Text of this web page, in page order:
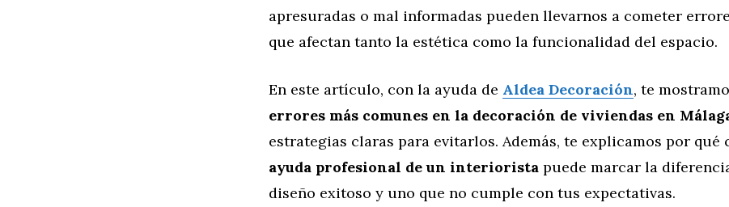
apresuradas o mal informadas pueden llevarnos a cometer
que afectan tanto la estética como la funcionalidad del espacio.
En este artículo, con la ayuda de Aldea Decoración, te
errores más comunes en la decoración de viviendas en
estrategias claras para evitarlos. Además, te explicamos por qué
ayuda profesional de un interiorista puede marcar la
diseño exitoso y uno que no cumple con tus expectativas.